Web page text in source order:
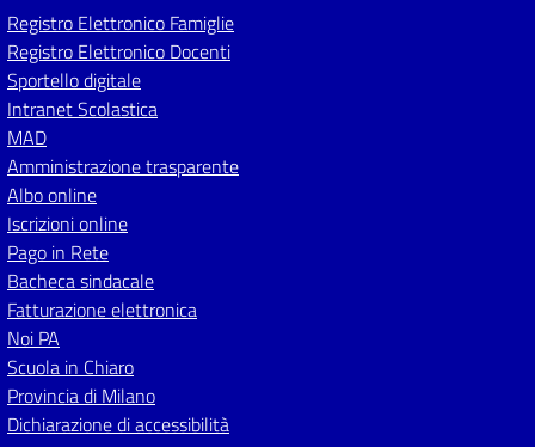
Registro Elettronico Famiglie
Registro Elettronico Docenti
Sportello digitale
Intranet Scolastica
MAD
Amministrazione trasparente
Albo online
Iscrizioni online
Pago in Rete
Bacheca sindacale
Fatturazione elettronica
Noi PA
Scuola in Chiaro
Provincia di Milano
Dichiarazione di accessibilità